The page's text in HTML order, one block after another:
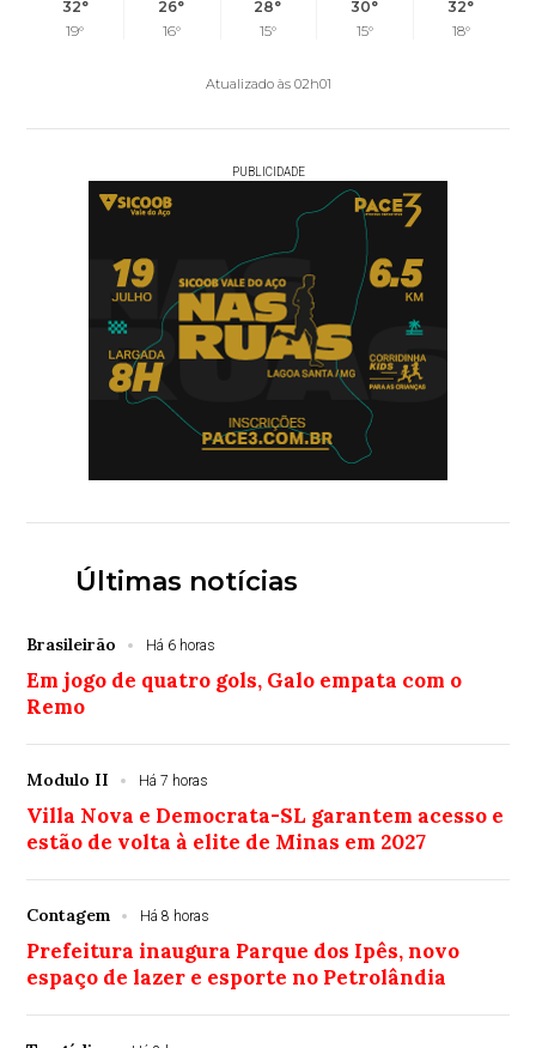
32°
19°
26°
16°
28°
15°
30°
15°
32°
18°
Atualizado às 02h01
PUBLICIDADE
Últimas notícias
Brasileirão Há 6 horas
Em jogo de quatro gols, Galo empata com o
Remo
Modulo II Há 7 horas
Villa Nova e Democrata-SL garantem acesso e
estão de volta à elite de Minas em 2027
Contagem Há 8 horas
Prefeitura inaugura Parque dos Ipês, novo
espaço de lazer e esporte no Petrolândia